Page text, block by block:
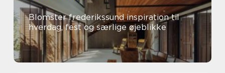
Blomster frederikssund inspiration til
hverdag, fest og særlige øjeblikke